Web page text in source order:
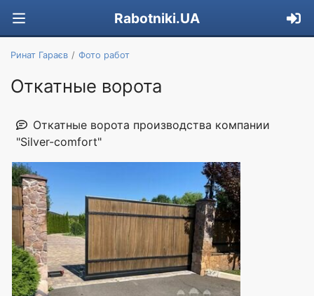
Rabotniki.UA
Ринат Гараєв Фото работ
Откатные ворота
Откатные ворота производства компании
"Silver-comfort"